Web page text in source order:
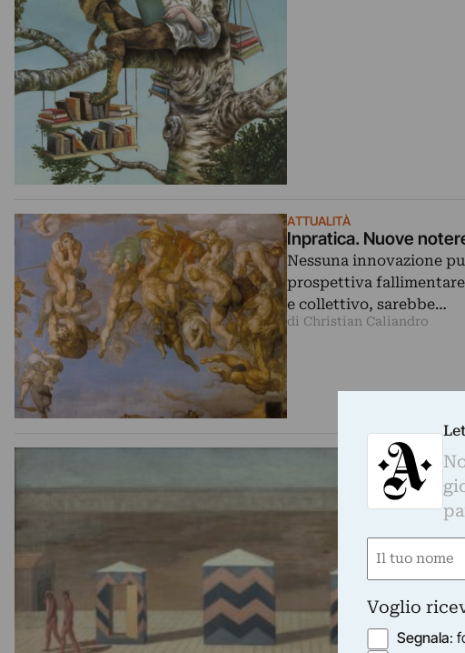
ATTUALITÀ
Inpratica. Nuove
Nessuna innovazione
prospettiva
e collettivo, sarebbe…
di Christian Caliandro
Nome
Voglio
Segnala: